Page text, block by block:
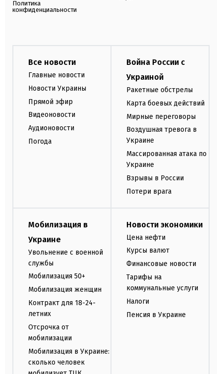
Политика
конфиденциальности
Все новости
Главные новости
Новости Украины
Прямой эфир
Видеоновости
Аудионовости
Погода
Война России с
Украиной
Ракетные обстрелы
Карта боевых действий
Мирные переговоры
Воздушная тревога в
Украине
Массированная атака по
Украине
Взрывы в России
Потери врага
Мобилизация в
Украине
Увольнение с военной
службы
Мобилизация 50+
Мобилизация женщин
Контракт для 18-24-
летних
Отсрочка от
мобилизации
Мобилизация в Украине:
сколько человек
Новости экономики
Цена нефти
Курсы валют
Финансовые новости
Тарифы на
коммунальные услуги
Налоги
Пенсия в Украине